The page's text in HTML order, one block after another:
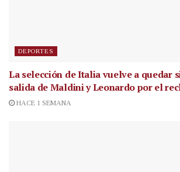
DEPORTES
La selección de Italia vuelve a quedar
salida de Maldini y Leonardo por el
HACE 1 SEMANA